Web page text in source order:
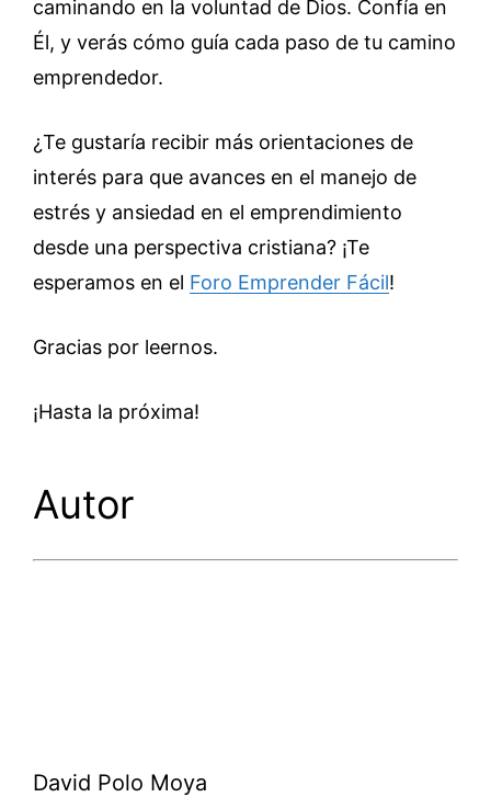
caminando en la voluntad de Dios. Confía en
Él, y verás cómo guía cada paso de tu camino
emprendedor.
¿Te gustaría recibir más orientaciones de
interés para que avances en el manejo de
estrés y ansiedad en el emprendimiento
desde una perspectiva cristiana? ¡Te
esperamos en el Foro Emprender Fácil!
Gracias por leernos.
¡Hasta la próxima!
Autor
David Polo Moya